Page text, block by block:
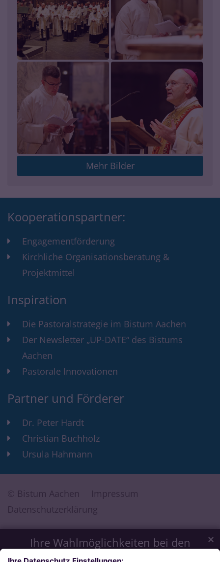
Ihre Wahlmöglichkeiten bei den
Einstellungen zum Datenschutz
✕
Mehr Bilder
Kooperationspartner:
Engagementförderung
Kirchliche Organisationsberatung &
Projektmittel
Inspiration
Die Pastoralstrategie im Bistum Aachen
Der Newsletter „UP-DATE“ des Bistums
Aachen
Pastorale Innovationen
Partner und Förderer
Dr. Peter Hardt
Christian Buchholz
Ursula Hahmann
© Bistum Aachen
Impressum
Datenschutzerklärung